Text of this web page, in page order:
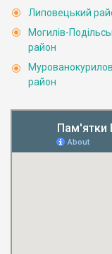
Липовецький
Могилів-
район
район